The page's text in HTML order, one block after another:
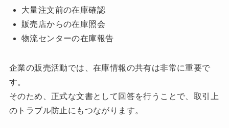
大量注文前の在庫確認
販売店からの在庫照会
物流センターの在庫報告
企業の販売活動では、在庫情報の共有は非常に重要で
す。
そのため、正式な文書として回答を行うことで、取引上
のトラブル防止にもつながります。